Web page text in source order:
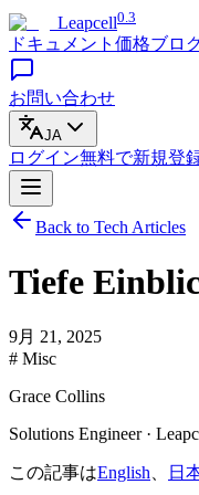
Leapcell0.3
ドキュメント 価格ブロ
お問い合わせ
JA
ログイン無料で新規登
Back to Tech Articles
Tiefe
9月 21, 2025
# Misc
Grace Collins
Solutions Engineer ·
この記事はEnglish 日